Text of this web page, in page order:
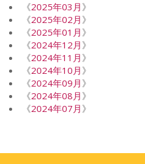
《2025年03月 》
《2025年02月 》
《2025年01月 》
《2024年12月 》
《2024年11月 》
《2024年10月 》
《2024年09月 》
《2024年08月 》
《2024年07月 》